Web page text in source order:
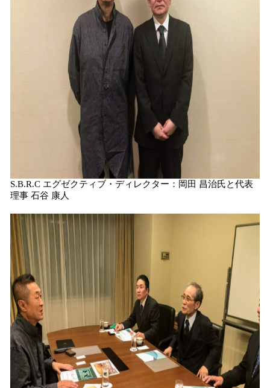
S.B.R.C エグゼクティブ・ディレクター：岡田 昌治氏と代表
理事 石谷 康人